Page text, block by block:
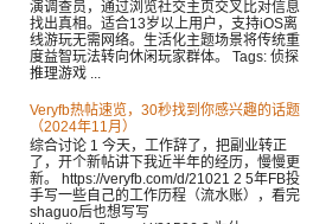
演调查员，通过浏览社交主页交叉比对信息
找出真相。适合13岁以上用户，支持iOS离
线游玩无需网络。生活化主题场景将传统重
度益智玩法转向休闲玩家群体。 Tags: 侦探
推理游戏 ...
Veryfb热帖速览，30秒找到你感兴趣的话题
（2024年11月）
综合讨论 1 今天，工作辞了，把副业转正
了，开个新帖讲下我近半年的经历，慢慢更
新。 https://veryfb.com/d/21021 2 5年FB投
手写一些自己的工作历程（流水账），看完
shaguo后也想写写